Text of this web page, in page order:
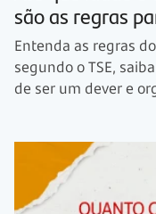
são as regras
Entenda as regras
segundo o TSE,
de ser um dever e